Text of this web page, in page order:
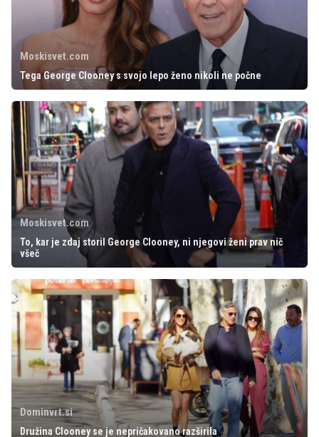
Moskisvet.com
Tega George Clooney s svojo lepo ženo nikoli ne počne
Moskisvet.com
To, kar je zdaj storil George Clooney, ni njegovi ženi prav nič
všeč
Dominvrt.si
Družina Clooney se je nepričakovano razširila